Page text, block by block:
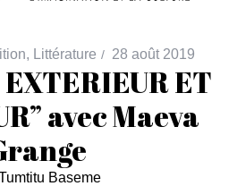
, Littérature 28 août 2019
EXTERIEUR ET
avec Maeva
Baseme